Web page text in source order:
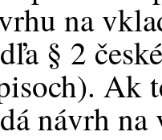
na
§ 2
Ak
návrh